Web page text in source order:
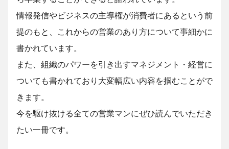
情報発信やビジネスの主導権が消費者にあるという前
提のもと、これからの営業のあり方について事細かに
書かれています。
また、組織のパワーを引き出すマネジメント・経営に
ついても書かれており大変幅広い内容を掴むことがで
きます。
今を駆け抜ける全ての営業マンにぜひ読んでいただき
たい一冊です。